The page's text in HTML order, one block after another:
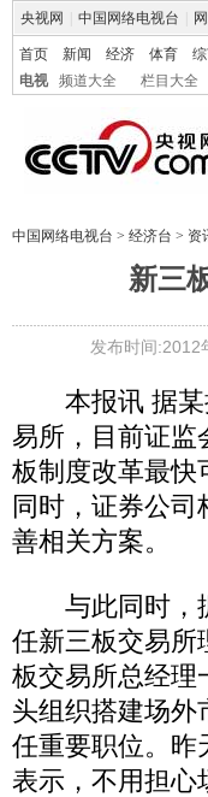
央视网 中国网络电视台
首页 新闻 经济 体育
电视
频道大全 栏目大全
中国网络电视台 > 经济台 > 资
新三
发布时间:2012
本报讯 据某
易所，目前证监
板制度改革最快
同时，证券公
善相关方案。
与此同时，据
任新三板交易所
板交易所总经理
头组织搭建场外
任重要职位。昨
表示，不用担心